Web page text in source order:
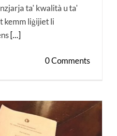
ta' kwalità u ta'
kemm liġijiet li
[...]
0 Comments